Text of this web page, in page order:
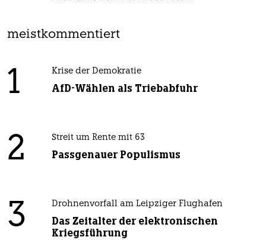
meistkommentiert
1 Krise der Demokratie
AfD-Wählen als Triebabfuhr
2 Streit um Rente mit 63
Passgenauer Populismus
3 Drohnenvorfall am Leipziger Flughafen
Das Zeitalter der elektronischen
Kriegsführung